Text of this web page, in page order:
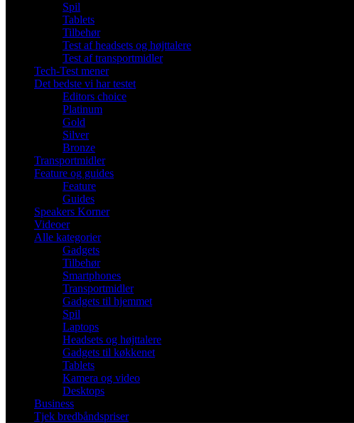
Spil
Tablets
Tilbehør
Test af headsets og højttalere
Test af transportmidler
Tech-Test mener
Det bedste vi har testet
Editors choice
Platinum
Gold
Silver
Bronze
Transportmidler
Feature og guides
Feature
Guides
Speakers Korner
Videoer
Alle kategorier
Gadgets
Tilbehør
Smartphones
Transportmidler
Gadgets til hjemmet
Spil
Laptops
Headsets og højttalere
Gadgets til køkkenet
Tablets
Kamera og video
Desktops
Business
Tjek bredbåndspriser